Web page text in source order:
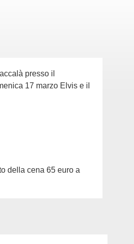
presso il
17 marzo Elvis e il
della cena 65 euro a